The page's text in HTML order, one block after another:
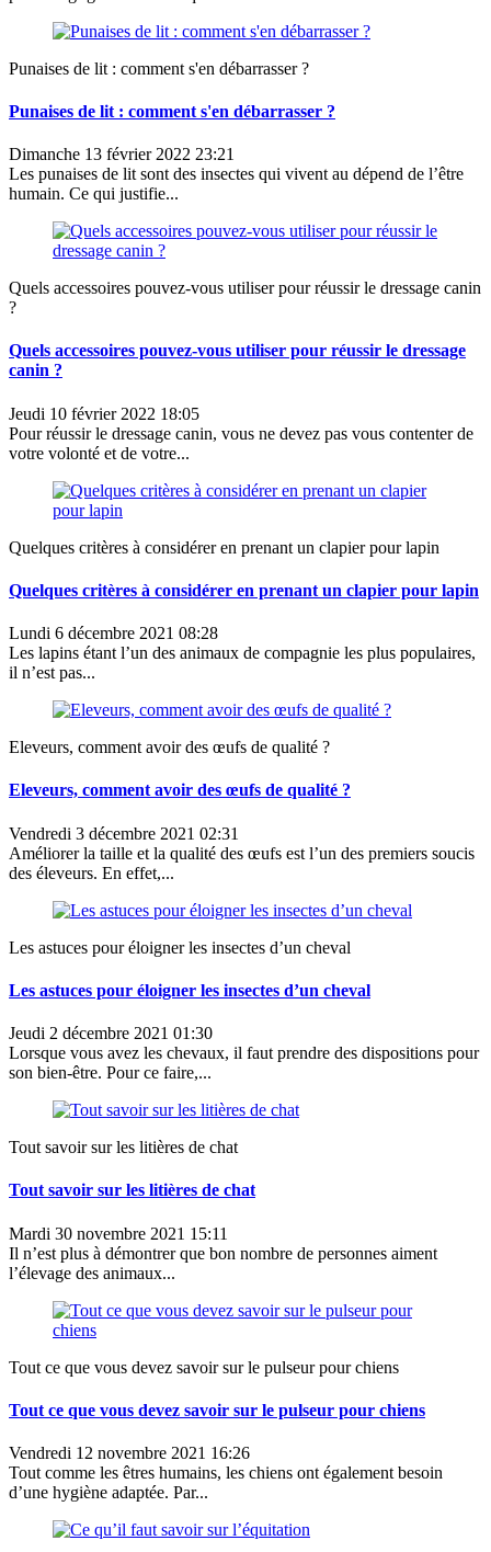
Punaises de lit : comment s'en débarrasser ?
Punaises de lit : comment s'en débarrasser ?
Dimanche 13 février 2022 23:21
Les punaises de lit sont des insectes qui vivent au dépend de l’être
humain. Ce qui justifie...
Quels accessoires pouvez-vous utiliser pour réussir le dressage canin
?
Quels accessoires pouvez-vous utiliser pour réussir le dressage
canin ?
Jeudi 10 février 2022 18:05
Pour réussir le dressage canin, vous ne devez pas vous contenter de
votre volonté et de votre...
Quelques critères à considérer en prenant un clapier pour lapin
Quelques critères à considérer en prenant un clapier pour lapin
Lundi 6 décembre 2021 08:28
Les lapins étant l’un des animaux de compagnie les plus populaires,
il n’est pas...
Eleveurs, comment avoir des œufs de qualité ?
Eleveurs, comment avoir des œufs de qualité ?
Vendredi 3 décembre 2021 02:31
Améliorer la taille et la qualité des œufs est l’un des premiers soucis
des éleveurs. En effet,...
Les astuces pour éloigner les insectes d’un cheval
Les astuces pour éloigner les insectes d’un cheval
Jeudi 2 décembre 2021 01:30
Lorsque vous avez les chevaux, il faut prendre des dispositions pour
son bien-être. Pour ce faire,...
Tout savoir sur les litières de chat
Tout savoir sur les litières de chat
Mardi 30 novembre 2021 15:11
Il n’est plus à démontrer que bon nombre de personnes aiment
l’élevage des animaux...
Tout ce que vous devez savoir sur le pulseur pour chiens
Tout ce que vous devez savoir sur le pulseur pour chiens
Vendredi 12 novembre 2021 16:26
Tout comme les êtres humains, les chiens ont également besoin
d’une hygiène adaptée. Par...